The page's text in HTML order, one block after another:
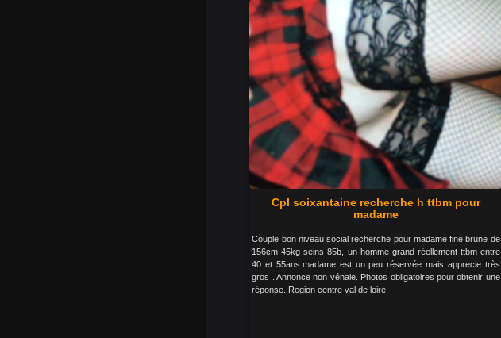
Cpl soixantaine recherche h ttbm pour
madame
Couple bon niveau social recherche pour madame fine brune de
156cm 45kg seins 85b, un homme grand réellement ttbm entre
40 et 55ans.madame est un peu réservée mais apprecie très
gros . Annonce non vénale. Photos obligatoires pour obtenir une
réponse. Region centre val de loire.